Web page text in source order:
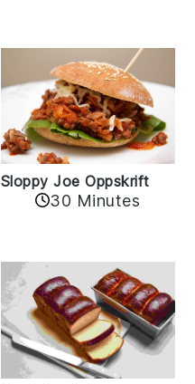
Sloppy Joe Oppskrift
30 Minutes